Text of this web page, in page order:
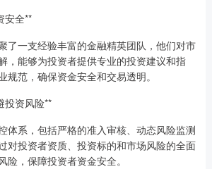
安全**
了一支经验丰富的金融精英团队，他们对市
，能够为投资者提供专业的投资建议和指
规范，确保资金安全和交易透明。
投资风险**
体系，包括严格的准入审核、动态风险监测
对投资者资质、投资标的和市场风险的全面
险，保障投资者资金安全。